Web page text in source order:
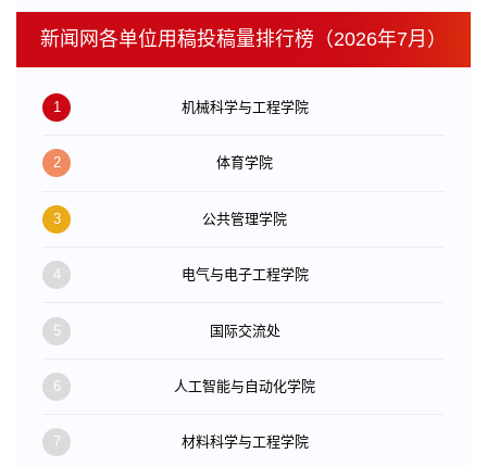
新闻网各单位用稿投稿量排行榜（2026年7月）
1 机械科学与工程学院
2 体育学院
3 公共管理学院
4 电气与电子工程学院
5 国际交流处
6 人工智能与自动化学院
7 材料科学与工程学院